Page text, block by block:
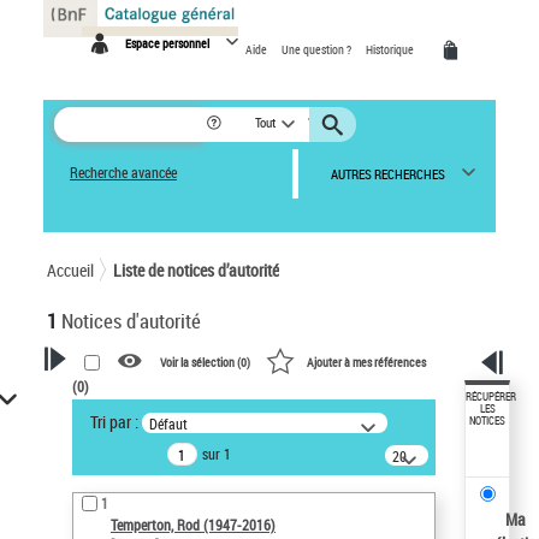
Espace personnel Aide Une question ? Historique
Tout
Recherche avancée AUTRES RECHERCHES
Accueil Liste de notices d’autorité
1 Notices d'autorité
VOTRE RECHERCHE
Recherche avancée dans les
notices d’autorité
Œuvres liées à l'auteur :
Temperton, Rod (1947-2016)
Voir la sélection (0) Ajouter à mes références
(0)
Tri par : Défaut
sur 1
20
résultats/page
1
Temperton, Rod (1947-2016)
RÉCUPÉRER
LES
NOTICES
Ma
Panneau de gestion des cookies